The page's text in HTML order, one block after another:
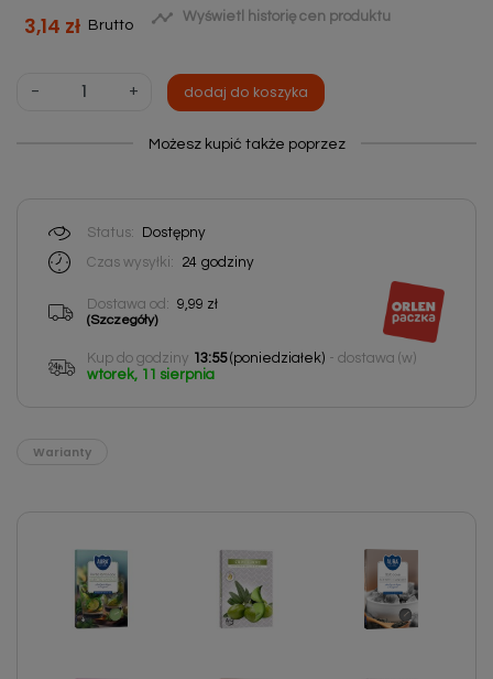
3,14 zł Brutto  Wyświetl historię cen produktu
- + dodaj do koszyka
Możesz kupić także poprzez
Status:
Dostępny
Czas wysyłki:
24 godziny
Dostawa od: 9,99 zł
(Szczegóły)
Kup do godziny 13:55(poniedziałek) - dostawa (w)
wtorek, 11 sierpnia
Warianty